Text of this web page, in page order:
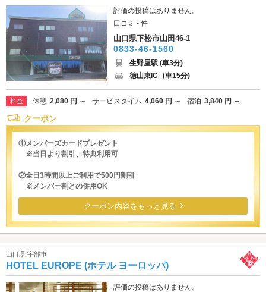
評価の投稿はありません。
口コミ - 件
山口県下松市山田46-1
0833-46-1560
生野屋駅 (車3分)
徳山東IC (車15分)
料金 休憩 2,080 円 ～ サービスタイム 4,060 円 ～ 宿泊 3,840 円 ～
クーポン
①メンバーズカードプレゼント
※当日より割引、特典利用可
②全日3時間以上ご利用で500円割引
※メンバー割との併用OK
クーポン内容をもっと見る
山口県 宇部市
HOTEL EUROPE (ホテル ヨーロッパ)
評価の投稿はありません。